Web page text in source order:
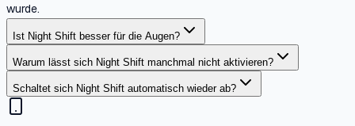
wurde.
Ist Night Shift besser für die Augen?
Warum lässt sich Night Shift manchmal nicht aktivieren?
Schaltet sich Night Shift automatisch wieder ab?